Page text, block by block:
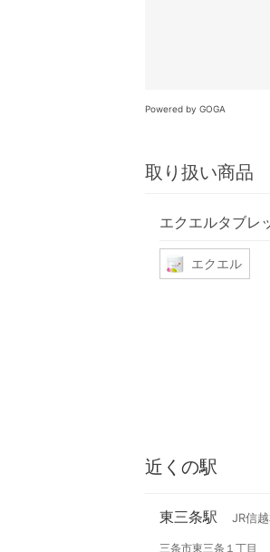
Powered by GOGA
取り扱い商品
エクエルタブレ
エクエル
近くの駅
東三条駅 JR信
三条市東三条１丁目